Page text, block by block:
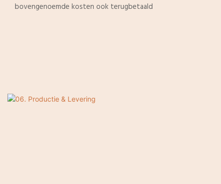
bovengenoemde kosten ook terugbetaald